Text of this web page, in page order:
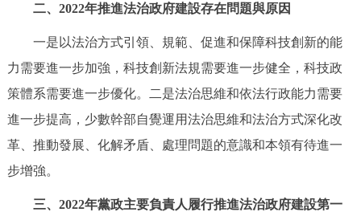
二、2022年推進法治政府建設存在問題與原因
一是以法治方式引領、規範、促進和保障科技創新的能
力需要進一步加強，科技創新法規需要進一步健全，科技政
策體系需要進一步優化。二是法治思維和依法行政能力需要
進一步提高，少數幹部自覺運用法治思維和法治方式深化改
革、推動發展、化解矛盾、處理問題的意識和本領有待進一
步增強。
三、2022年黨政主要負責人履行推進法治政府建設第一